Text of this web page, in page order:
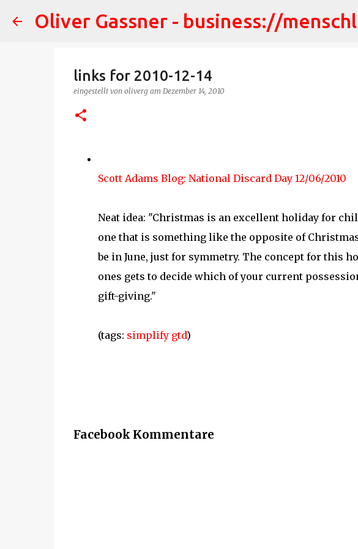
Oliver Gassner - business://
links for 2010-12-14
eingestellt von oliverg am Dezember 14, 2010
Scott Adams Blog: National Discard Day 12/06/2010
Neat idea: "Christmas is an excellent holiday for
one that is something like the opposite of
be in June, just for symmetry. The concept for this
ones gets to decide which of your current
gift-giving."
(tags: simplify gtd)
Facebook Kommentare